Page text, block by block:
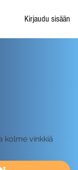
Kirjaudu sisään
kolme vinkkiä